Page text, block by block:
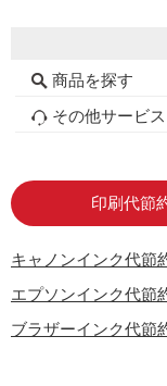
商品を探す
初心者用セット
キャノンインク
エプソンインク
ブラザーインク
詰め替えインク
互換インクボト
互換インクカー
再生インクカー
トナーカートリ
その他サービス
印刷代節
キャノンインク代節
エプソンインク代節
ブラザーインク代節